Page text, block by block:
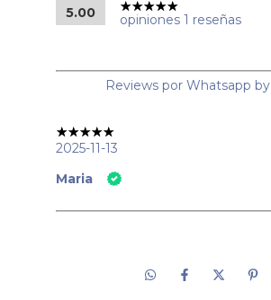
5.00 opiniones 1 reseñas
Reviews por Whatsapp by
2025-11-13
Maria